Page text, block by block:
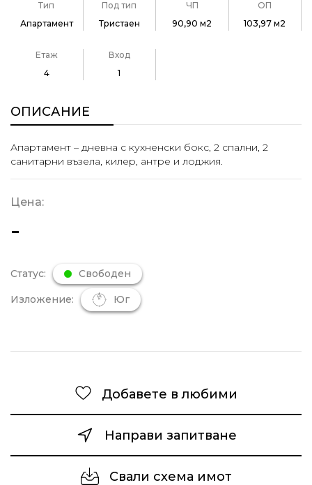
Тип
Апартамент
Под тип
Тристаен
ЧП
90,90 м2
ОП
103,97 м2
Етаж
4
Вход
1
ОПИСАНИЕ
Апартамент – дневна с кухненски бокс, 2 спални, 2
санитарни възела, килер, антре и лоджия.
Цена:
-
Статус: Свободен
Изложение: Юг
Добавете в любими
Направи запитване
Свали схема имот